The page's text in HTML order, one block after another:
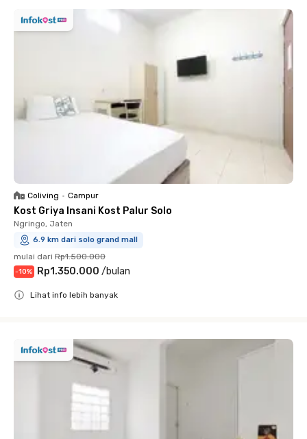
Coliving • Campur
Kost Griya Insani Kost Palur Solo
Ngringo, Jaten
6.9 km dari solo grand mall
mulai dari Rp1.500.000
-10% Rp1.350.000 /bulan
Lihat info lebih banyak